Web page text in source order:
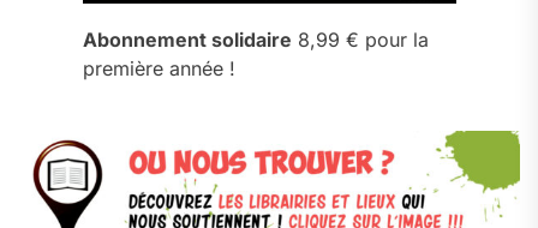
Abonnement solidaire 8,99 € pour la
première année !